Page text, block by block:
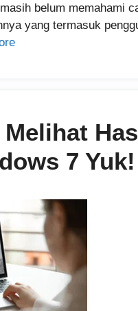
belum memahami
yang termasuk
7 Yuk!